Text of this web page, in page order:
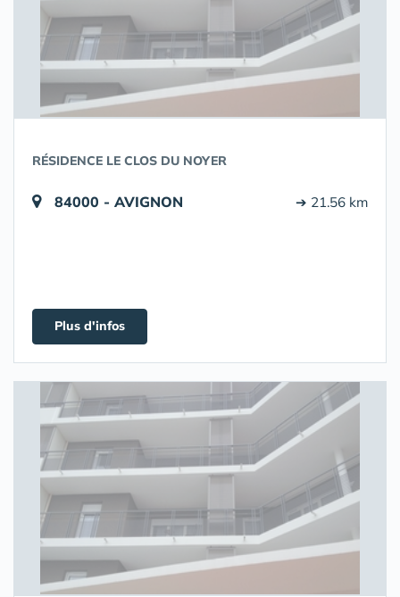
RÉSIDENCE LE CLOS DU NOYER
84000 - AVIGNON ➔ 21.56 km
Plus d'infos